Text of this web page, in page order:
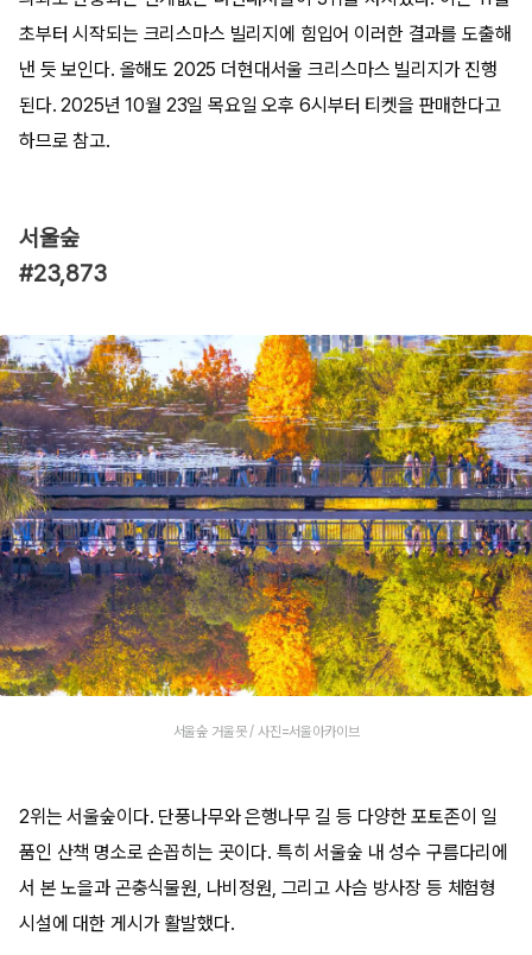
초부터 시작되는 크리스마스 빌리지에 힘입어 이러한 결과를 도출해
낸 듯 보인다. 올해도 2025 더현대서울 크리스마스 빌리지가 진행
된다. 2025년 10월 23일 목요일 오후 6시부터 티켓을 판매한다고
하므로 참고.
서울숲
#23,873
서울숲 거울못 / 사진=서울아카이브
2위는 서울숲이다. 단풍나무와 은행나무 길 등 다양한 포토존이 일
품인 산책 명소로 손꼽히는 곳이다. 특히 서울숲 내 성수 구름다리에
서 본 노을과 곤충식물원, 나비정원, 그리고 사슴 방사장 등 체험형
시설에 대한 게시가 활발했다.